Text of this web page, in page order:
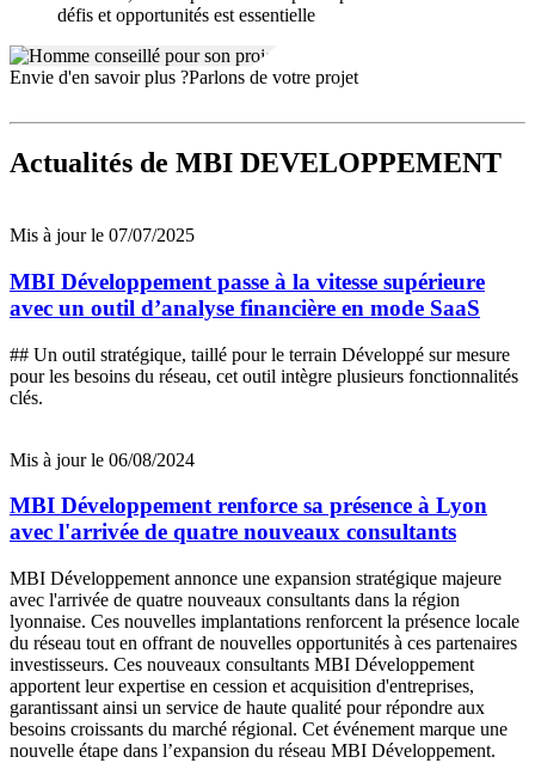
défis et opportunités est essentielle
Envie d'en savoir plus ?Parlons de votre projet
Actualités de MBI DEVELOPPEMENT
Mis à jour le 07/07/2025
MBI Développement passe à la vitesse supérieure
avec un outil d’analyse financière en mode SaaS
## Un outil stratégique, taillé pour le terrain Développé sur mesure
pour les besoins du réseau, cet outil intègre plusieurs fonctionnalités
clés.
Mis à jour le 06/08/2024
MBI Développement renforce sa présence à Lyon
avec l'arrivée de quatre nouveaux consultants
MBI Développement annonce une expansion stratégique majeure
avec l'arrivée de quatre nouveaux consultants dans la région
lyonnaise. Ces nouvelles implantations renforcent la présence locale
du réseau tout en offrant de nouvelles opportunités à ces partenaires
investisseurs. Ces nouveaux consultants MBI Développement
apportent leur expertise en cession et acquisition d'entreprises,
garantissant ainsi un service de haute qualité pour répondre aux
besoins croissants du marché régional. Cet événement marque une
nouvelle étape dans l’expansion du réseau MBI Développement.